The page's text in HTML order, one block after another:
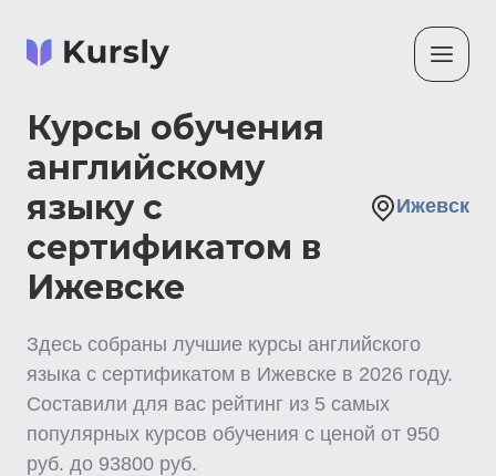
Курсы обучения
английскому
языку с
сертификатом в
Ижевске
Ижевск
Здесь собраны лучшие курсы английского
языка с сертификатом в Ижевске в 2026 году.
Составили для вас рейтинг из 5 самых
популярных курсов обучения с ценой от 950
руб. до 93800 руб.